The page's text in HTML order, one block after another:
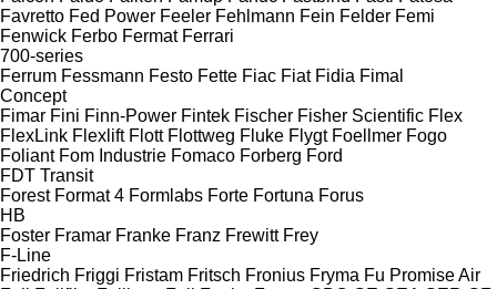
Favretto Fed Power Feeler Fehlmann Fein Felder Femi
Fenwick Ferbo Fermat Ferrari
700-series
Ferrum Fessmann Festo Fette Fiac Fiat Fidia Fimal
Concept
Fimar Fini Finn-Power Fintek Fischer Fisher Scientific Flex
FlexLink Flexlift Flott Flottweg Fluke Flygt Foellmer Fogo
Foliant Fom Industrie Fomaco Forberg Ford
FDT Transit
Forest Format 4 Formlabs Forte Fortuna Forus
HB
Foster Framar Franke Franz Frewitt Frey
F-Line
Friedrich Friggi Fristam Fritsch Fronius Fryma Fu Promise Air